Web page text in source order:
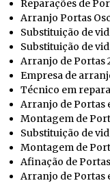
Reparações de
Arranjo Portas
Substituição de
Substituição de
Arranjo de Portas
Empresa de
Técnico em
Arranjo de Portas
Montagem de
Substituição de
Montagem de
Afinação de
Arranjo de Portas